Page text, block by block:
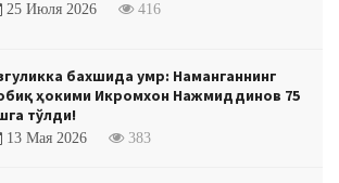
25 Июля 2026 416
бахшида умр: Наманганнинг
ҳокими Икромхон Нажмиддинов 75
тўлди!
13 Мая 2026 383